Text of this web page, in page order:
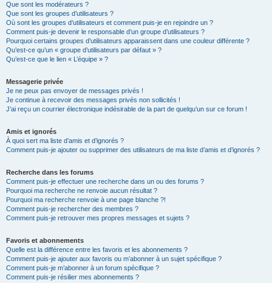
Que sont les modérateurs ?
Que sont les groupes d’utilisateurs ?
Où sont les groupes d’utilisateurs et comment puis-je en rejoindre un ?
Comment puis-je devenir le responsable d’un groupe d’utilisateurs ?
Pourquoi certains groupes d’utilisateurs apparaissent dans une couleur différente ?
Qu’est-ce qu’un « groupe d’utilisateurs par défaut » ?
Qu’est-ce que le lien « L’équipe » ?
Messagerie privée
Je ne peux pas envoyer de messages privés !
Je continue à recevoir des messages privés non sollicités !
J’ai reçu un courrier électronique indésirable de la part de quelqu’un sur ce forum !
Amis et ignorés
À quoi sert ma liste d’amis et d’ignorés ?
Comment puis-je ajouter ou supprimer des utilisateurs de ma liste d’amis et d’ignorés ?
Recherche dans les forums
Comment puis-je effectuer une recherche dans un ou des forums ?
Pourquoi ma recherche ne renvoie aucun résultat ?
Pourquoi ma recherche renvoie à une page blanche ?!
Comment puis-je rechercher des membres ?
Comment puis-je retrouver mes propres messages et sujets ?
Favoris et abonnements
Quelle est la différence entre les favoris et les abonnements ?
Comment puis-je ajouter aux favoris ou m’abonner à un sujet spécifique ?
Comment puis-je m’abonner à un forum spécifique ?
Comment puis-je résilier mes abonnements ?